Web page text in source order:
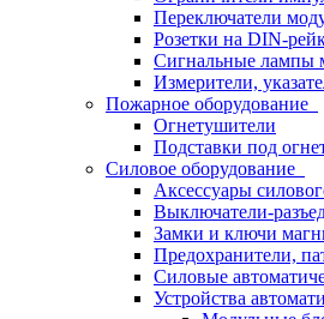
Переключатели
Розетки на DIN-
Сигнальные лампы
Измерители,
Пожарное оборудование
Огнетушители
Подставки под
Силовое оборудование
Аксессуары
Выключатели-
Замки и ключи
Предохранители,
Силовые
Устройства